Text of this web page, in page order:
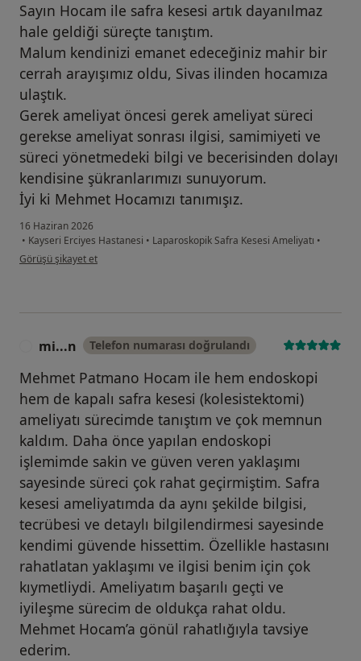
Sayın Hocam ile safra kesesi artık dayanılmaz
hale geldiği süreçte tanıştım.
Malum kendinizi emanet edeceğiniz mahir bir
cerrah arayışımız oldu, Sivas ilinden hocamıza
ulaştık.
Gerek ameliyat öncesi gerek ameliyat süreci
gerekse ameliyat sonrası ilgisi, samimiyeti ve
süreci yönetmedeki bilgi ve becerisinden dolayı
kendisine şükranlarımızı sunuyorum.
İyi ki Mehmet Hocamızı tanımışız.
16 Haziran 2026
• Kayseri Erciyes Hastanesi • Laparoskopik Safra Kesesi Ameliyatı •
kullanıcının görüşüne göre m....d
Görüşü şikayet et
mi...n Telefon numarası doğrulandı
Mehmet Patmano Hocam ile hem endoskopi
hem de kapalı safra kesesi (kolesistektomi)
ameliyatı sürecimde tanıştım ve çok memnun
kaldım. Daha önce yapılan endoskopi
işlemimde sakin ve güven veren yaklaşımı
sayesinde süreci çok rahat geçirmiştim. Safra
kesesi ameliyatımda da aynı şekilde bilgisi,
tecrübesi ve detaylı bilgilendirmesi sayesinde
kendimi güvende hissettim. Özellikle hastasını
rahatlatan yaklaşımı ve ilgisi benim için çok
kıymetliydi. Ameliyatım başarılı geçti ve
iyileşme sürecim de oldukça rahat oldu.
Mehmet Hocam’a gönül rahatlığıyla tavsiye
ederim.